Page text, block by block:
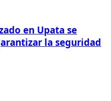
en Upata se
la seguridad